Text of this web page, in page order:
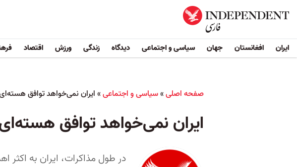
ایران افغانستان جهان سیاسی و اجتماعی دیدگاه زندگی ورزش اقتصاد
صفحه اصلی»سیاسی و اجتماعی»ایران نمی‌خواهد توافق هسته‌ای
ایران نمی‌خواهد توافق هسته‌ای
در طول مذاکرات، ایران به